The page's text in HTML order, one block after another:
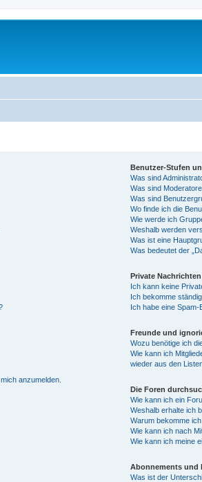
anzumelden.
Benutzer-Stufen
Was sind
Was sind
Was sind
Wo finde ich die
Wie werde ich
Weshalb werden
Was ist eine
Was bedeutet der
Private Nachrichten
Ich kann keine
Ich bekomme
Ich habe eine
Freunde und
Wozu benötige ich
Wie kann ich
wieder aus den
Die Foren
Wie kann ich ein
Weshalb erhalte ich
Warum bekomme
Wie kann ich nach
Wie kann ich meine
Abonnements und
Was ist der